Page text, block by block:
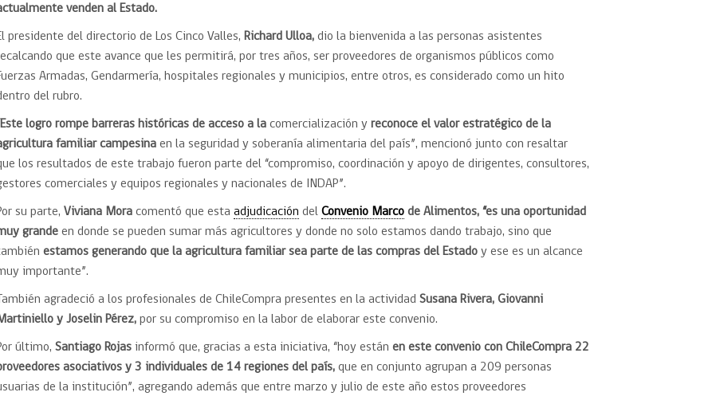
venden al Estado.
presidente del directorio de Los Cinco Valles,Richard Ulloa, dio la bienvenida a las personas asistentes
que este avance que les permitirá, por tres años, ser proveedores de organismos públicos como
Armadas, Gendarmería, hospitales regionales y municipios, entre otros, es considerado como un hito
del rubro.
logro rompe barreras históricas de acceso a la comercialización yreconoce el valor estratégico de la
familiar campesina en la seguridad y soberanía alimentaria del país”, mencionó junto con resaltar
los resultados de este trabajo fueron parte del “compromiso, coordinación y apoyo de dirigentes, consultores,
comerciales y equipos regionales y nacionales de INDAP”.
su parte, Viviana Moracomentó que estaadjudicación delConvenio Marco de Alimentos, “es una oportunidad
grande en donde se pueden sumar más agricultores y donde no solo estamos dando trabajo, sino que
estamos generando que la agricultura familiar sea parte de las compras del Estado y ese es un alcance
importante”.
agradeció a los profesionales de ChileCompra presentes en la actividad Susana Rivera, Giovanni
y Joselin Pérez,por su compromiso en la labor de elaborar este convenio.
último,Santiago Rojas informó que, gracias a esta iniciativa, “hoy estánen este convenio con ChileCompra 22
asociativos y 3 individuales de 14 regiones del país, que en conjunto agrupan a 209 personas
de la institución”, agregando además que entre marzo y julio de este año estos proveedores